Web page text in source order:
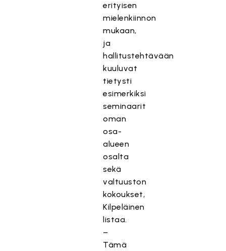
erityisen
mielenkiinnon
mukaan,
ja
hallitustehtävään
kuuluvat
tietysti
esimerkiksi
seminaarit
oman
osa-
alueen
osalta
sekä
valtuuston
kokoukset,
Kilpeläinen
listaa.
–
Tämä